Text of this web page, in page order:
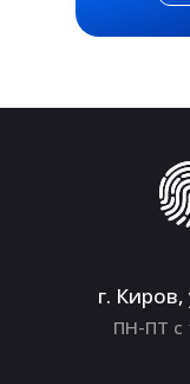
г.
ПН-ПТ с